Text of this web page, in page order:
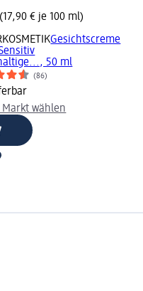
€ je 100 ml)
Gesichtscreme
50 ml
(86)
Markt wählen